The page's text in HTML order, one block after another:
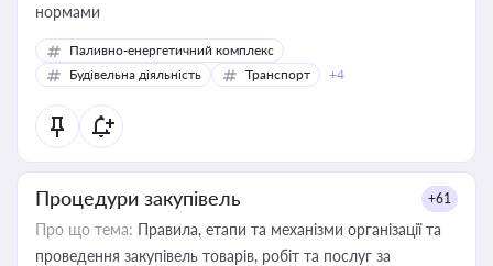
нормами
Паливно-енергетичний комплекс
Будівельна діяльність
Транспорт +4
Процедури закупівель +61
Про що тема: Правила, етапи та механізми організації та
проведення закупівель товарів, робіт та послуг за